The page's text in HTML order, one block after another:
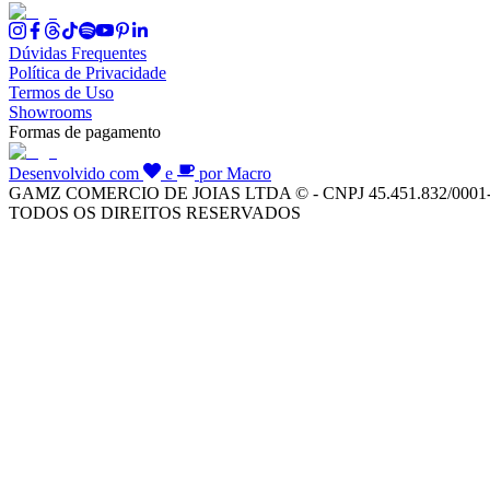
Dúvidas Frequentes
Política de Privacidade
Termos de Uso
Showrooms
Formas de pagamento
Desenvolvido com e
por Macro
GAMZ COMERCIO DE JOIAS LTDA © - CNPJ 45.451.832/
TODOS OS DIREITOS RESERVADOS